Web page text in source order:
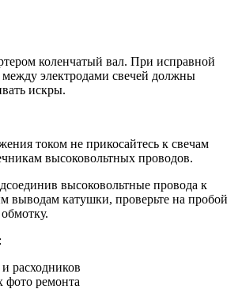
коленчатый вал. При исправной
электродами свечей должны
искры.
током не прикосайтесь к свечам
высоковольтных проводов.
высоковольтные провода к
выводам катушки, проверьте на пробой
расходников
фото ремонта